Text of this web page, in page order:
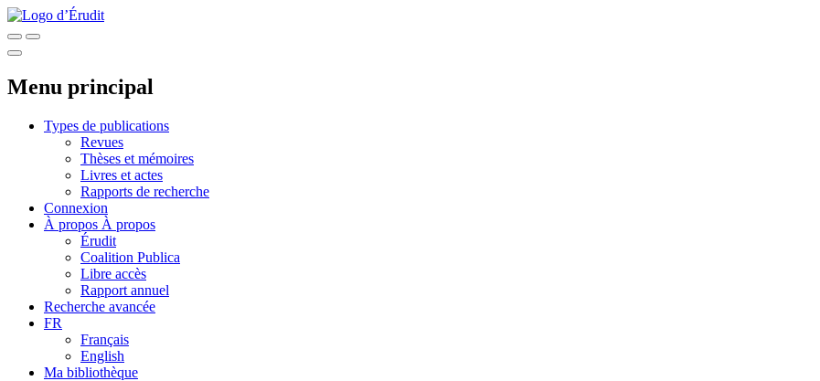
Menu principal
Types de publications
Revues
Thèses et mémoires
Livres et actes
Rapports de recherche
Connexion
À propos À propos
Érudit
Coalition Publica
Libre accès
Rapport annuel
Recherche avancée
FR
Français
English
Ma bibliothèque